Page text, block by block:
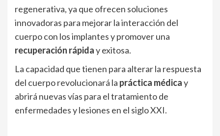
regenerativa, ya que ofrecen soluciones
innovadoras para mejorar la interacción del
cuerpo con los implantes y promover una
recuperación rápiday exitosa.
La capacidad que tienen para alterar la respuesta
del cuerpo revolucionará la práctica médicay
abrirá nuevas vías para el tratamiento de
enfermedades y lesiones en el siglo XXI.